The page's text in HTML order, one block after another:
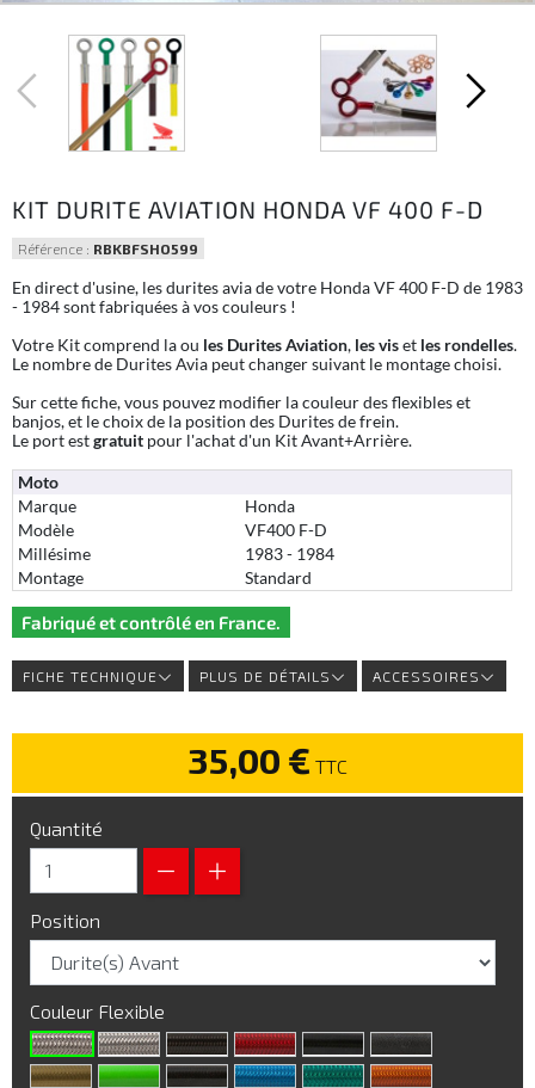
KIT DURITE AVIATION HONDA VF 400 F-D
Référence : RBKBFSHO599
En direct d'usine, les durites avia de votre Honda VF 400 F-D de 1983
- 1984 sont fabriquées à vos couleurs !
Votre Kit comprend la ou les Durites Aviation, les viset les rondelles.
Le nombre de Durites Avia peut changer suivant le montage choisi.
Sur cette fiche, vous pouvez modifier la couleur des flexibles et
banjos, et le choix de la position des Durites de frein.
Le port estgratuit pour l'achat d'un Kit Avant+Arrière.
Moto
Marque
Honda
Modèle
VF400 F-D
Millésime
1983 - 1984
Montage
Standard
Fabriqué et contrôlé en France.
FICHE TECHNIQUE PLUS DE DÉTAILS ACCESSOIRES
35,00 € TTC
Quantité
Position
Couleur Flexible